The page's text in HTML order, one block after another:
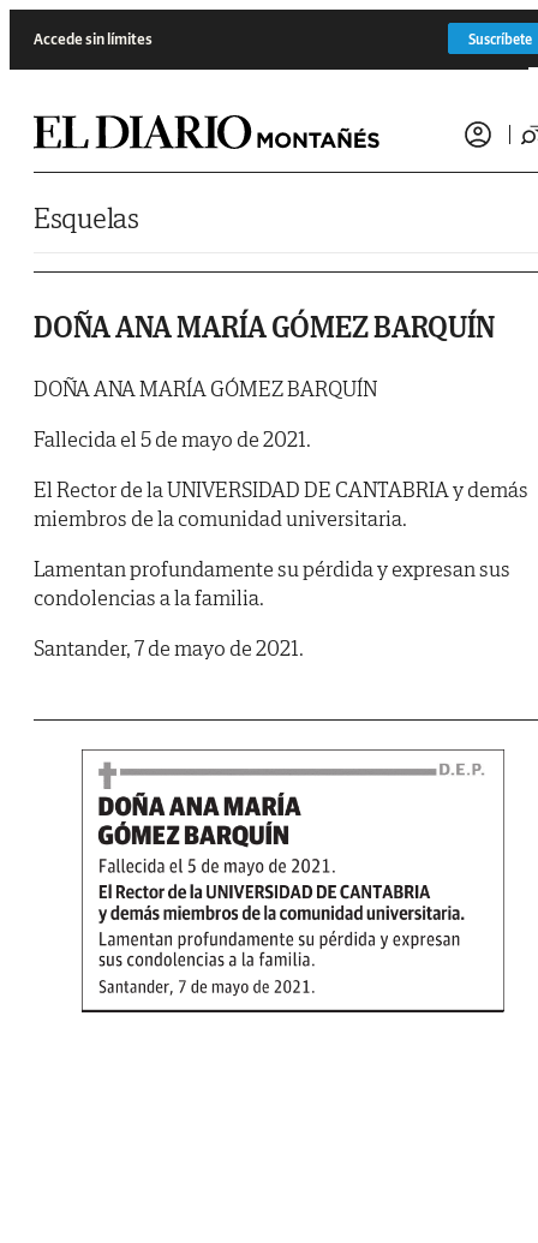
Accede sin límites Suscríbete
Esquelas
DOÑA ANA MARÍA GÓMEZ BARQUÍN
DOÑA ANA MARÍA GÓMEZ BARQUÍN
Fallecida el 5 de mayo de 2021.
El Rector de la UNIVERSIDAD DE CANTABRIA y demás
miembros de la comunidad universitaria.
Lamentan profundamente su pérdida y expresan sus
condolencias a la familia.
Santander, 7 de mayo de 2021.